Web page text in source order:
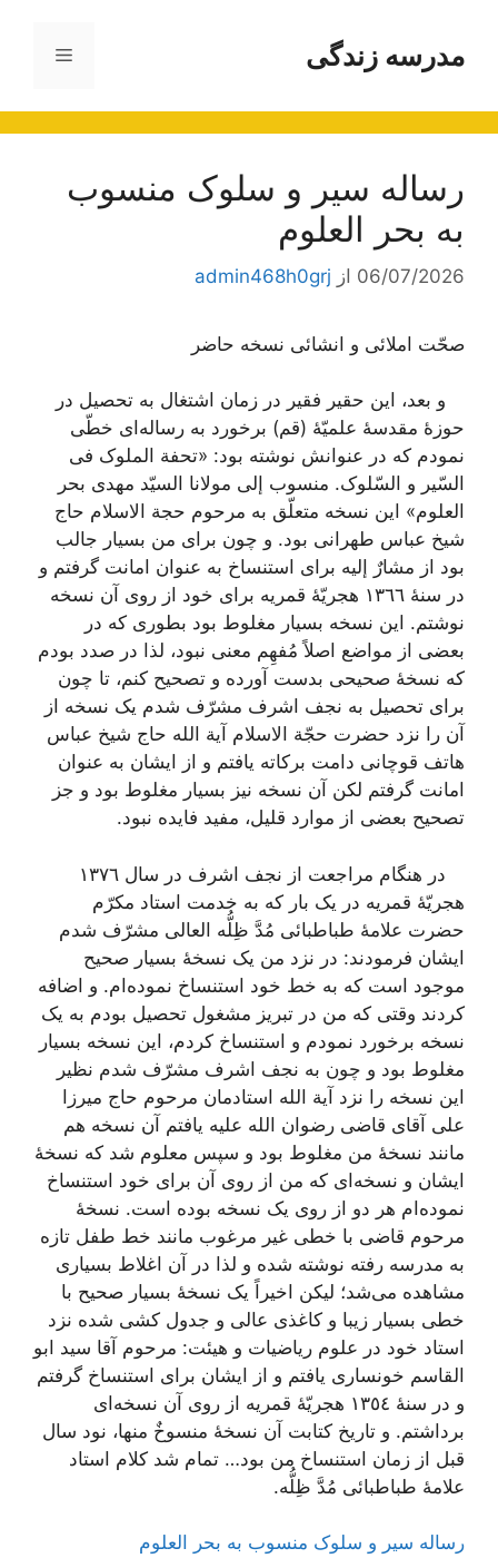
محتوامدرسه زندگی فهرست
رساله سیر و سلوک منسوب
به بحر العلوم
06/07/2026 از admin468h0grj
صحّت املائی و انشائی نسخه حاضر
و بعد، این حقیر فقیر در زمان اشتغال به تحصیل در
حوزۀ مقدسۀ علمیّۀ (قم) برخورد به رساله‌اى خطّى
نمودم که در عنوانش نوشته بود: «تحفة الملوک فی
السّیر و السّلوک. منسوب إلى مولانا السیّد مهدى بحر
العلوم» این نسخه متعلّق به مرحوم حجة الاسلام حاج
شیخ عباس طهرانى بود. و چون براى من بسیار جالب
بود از مشارٌ إلیه براى استنساخ به عنوان امانت گرفتم و
در سنۀ ١٣٦٦ هجریّۀ قمریه براى خود از روى آن نسخه
نوشتم. این نسخه بسیار مغلوط بود بطورى که در
بعضى از مواضع اصلاً مُفهِم معنى نبود، لذا در صدد بودم
که نسخۀ صحیحى بدست آورده و تصحیح کنم، تا چون
براى تحصیل به نجف اشرف مشرّف شدم یک نسخه از
آن را نزد حضرت حجّة الاسلام آیة الله حاج شیخ عباس
هاتف قوچانى دامت برکاته یافتم و از ایشان به عنوان
امانت‌ گرفتم لکن آن نسخه نیز بسیار مغلوط بود و جز
تصحیح بعضى از موارد قلیل، مفید فایده نبود.
در هنگام مراجعت از نجف اشرف در سال ١٣٧٦
هجریّۀ قمریه در یک بار که به خدمت استاد مکرّم
حضرت علامۀ طباطبائى مُدَّ ظِلُّه العالى مشرّف شدم
ایشان فرمودند: در نزد من یک نسخۀ بسیار صحیح
موجود است که به خط خود استنساخ نموده‌ام. و اضافه
کردند وقتى که من در تبریز مشغول تحصیل بودم به یک
نسخه برخورد نمودم و استنساخ کردم، این نسخه بسیار
مغلوط بود و چون به نجف اشرف مشرّف شدم نظیر
این نسخه را نزد آیة الله استادمان مرحوم حاج میرزا
على آقاى قاضى رضوان الله علیه یافتم آن نسخه هم
مانند نسخۀ من مغلوط بود و سپس معلوم شد که نسخۀ
ایشان و نسخه‌اى که من از روى آن براى خود استنساخ
نموده‌ام هر دو از روى یک نسخه بوده است. نسخۀ
مرحوم قاضى با خطى غیر مرغوب مانند خط طفل تازه
به مدرسه رفته نوشته شده و لذا در آن اغلاط بسیارى
مشاهده مى‌شد؛ لیکن اخیراً یک نسخۀ بسیار صحیح با
خطى بسیار زیبا و کاغذى عالى و جدول کشى شده نزد
استاد خود در علوم ریاضیات و هیئت: مرحوم آقا سید ابو
القاسم خونسارى یافتم و از ایشان براى استنساخ گرفتم
و در سنۀ ١٣٥٤ هجریّۀ قمریه از روى آن نسخه‌اى
برداشتم. و تاریخ کتابت آن نسخۀ منسوخٌ منها، نود سال
قبل از زمان استنساخ من بود… تمام شد کلام استاد
علامۀ طباطبائى مُدَّ ظِلُّه.
رساله سیر و سلوک منسوب به بحر العلوم